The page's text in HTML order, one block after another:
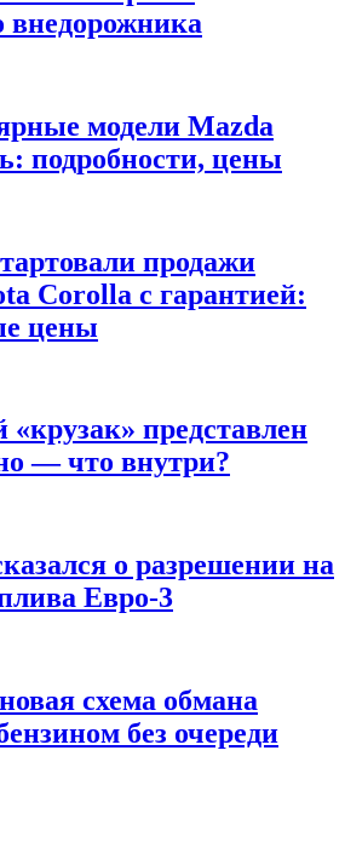
внедорожника
модели Mazda
подробности, цены
продажи
Corolla с гарантией:
цены
представлен
— что внутри?
о разрешении на
Евро-3
схема обмана
без очереди